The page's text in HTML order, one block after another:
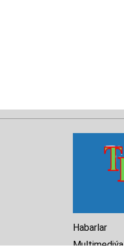
Habarlar
Multimediýa